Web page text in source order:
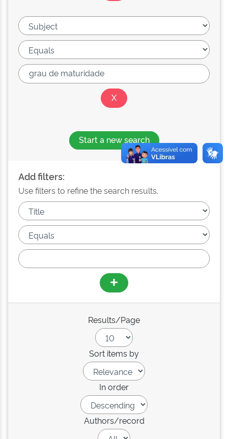
Start a new search
Add filters:
Use filters to refine the search results.
Results/Page
Sort items by
In order
Authors/record